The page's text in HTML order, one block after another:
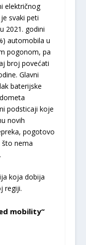
električnog
svaki peti
2021. godini
automobila u
pogonom, pa
broj povećati
Glavni
baterijske
podsticaji koje
novih
pogotovo
nema
koja dobija
regiji.
mobility“